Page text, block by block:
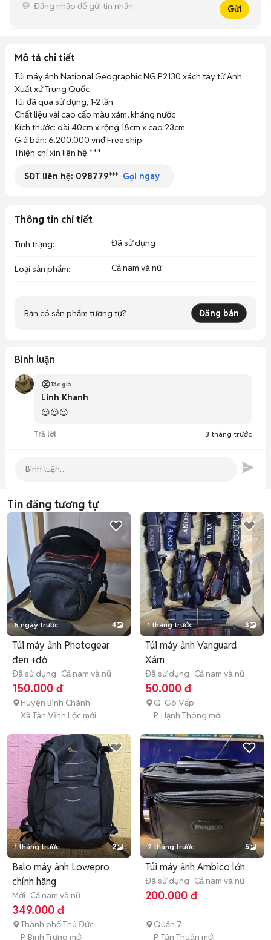
Gửi
Mô tả chi tiết
Túi máy ảnh National Geographic NG P2130 xách tay từ Anh
Xuất xứ Trung Quốc
Túi đã qua sử dụng, 1-2 lần
Chất liệu vải cao cấp màu xám, kháng nước
Kích thước: dài 40cm x rộng 18cm x cao 23cm
Giá bán: 6.200.000 vnđ Free ship
Thiện chí xin liên hệ ***
SĐT liên hệ: 098779*** Gọi ngay
Thông tin chi tiết
Tình trạng: Đã sử dụng
Loại sản phẩm: Cả nam và nữ
Bạn có sản phẩm tương tự? Đăng bán
Bình luận
Tác giả
Linh Khanh
😉😉😉
Trả lời 3 tháng trước
Tin đăng tương tự
5 ngày trước 4
Túi máy ảnh Photogear
đen +đỏ
Đã sử dụng Cả nam và nữ
150.000 đ
Huyện Bình Chánh
Xã Tân Vĩnh Lộc mới
1 tháng trước 3
Túi máy ảnh Vanguard
Xám
Đã sử dụng Cả nam và nữ
50.000 đ
Q. Gò Vấp
P. Hạnh Thông mới
1 tháng trước 2
Balo máy ảnh Lowepro
chính hãng
Mới Cả nam và nữ
349.000 đ
Thành phố Thủ Đức
P. Bình Trưng mới
2 tháng trước 5
Túi máy ảnh Ambico lớn
Đã sử dụng Cả nam và nữ
200.000 đ
Quận 7
P. Tân Thuận mới